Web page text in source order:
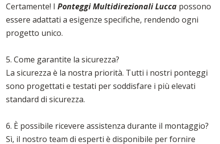
Certamente! I Ponteggi Multidirezionali Lucca possono
essere adattati a esigenze specifiche, rendendo ogni
progetto unico.
5. Come garantite la sicurezza?
La sicurezza è la nostra priorità. Tutti i nostri ponteggi
sono progettati e testati per soddisfare i più elevati
standard di sicurezza.
6. È possibile ricevere assistenza durante il montaggio?
Sì, il nostro team di esperti è disponibile per fornire